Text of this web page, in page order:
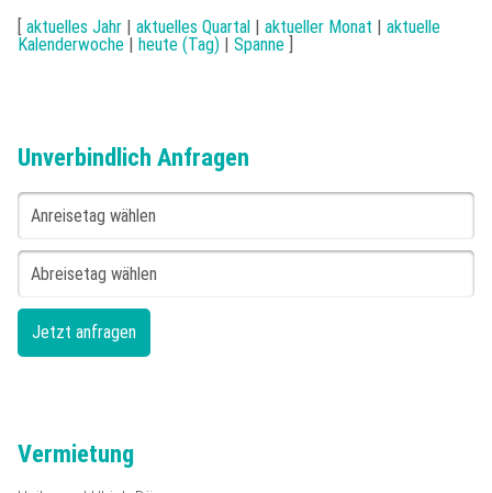
[aktuelles Jahr |aktuelles Quartal |aktueller Monat |aktuelle
Kalenderwoche
heute (Tag) |Spanne
Unverbindlich Anfragen
Vermietung